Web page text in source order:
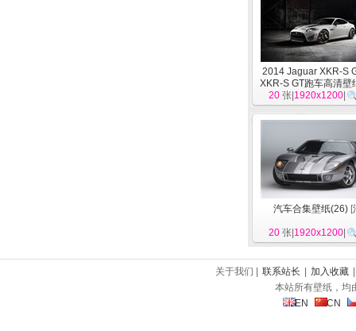
2014 Jaguar XKR-S
XKR-S GT跑车高清壁
20 张| 1920x1200
汽车合集壁纸(26) [
20 张| 1920x1200
关于我们 | 联系站长 加入收藏
本站所有壁纸，均
EN
CN